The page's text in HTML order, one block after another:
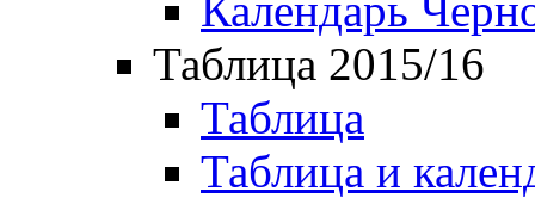
Таблица 2015/16
Таблица
Таблица и